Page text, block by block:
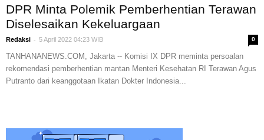
DPR Minta Polemik Pemberhentian Terawan
Diselesaikan Kekeluargaan
Redaksi - 5 April 2022 04:23 WIB 0
TANHANANEWS.COM, Jakarta -- Komisi IX DPR meminta persoalan
rekomendasi pemberhentian mantan Menteri Kesehatan RI Terawan Agus
Putranto dari keanggotaan Ikatan Dokter Indonesia...